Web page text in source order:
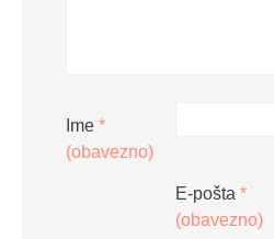
Ime *
(obavezno)
E-pošta *
(obavezno)